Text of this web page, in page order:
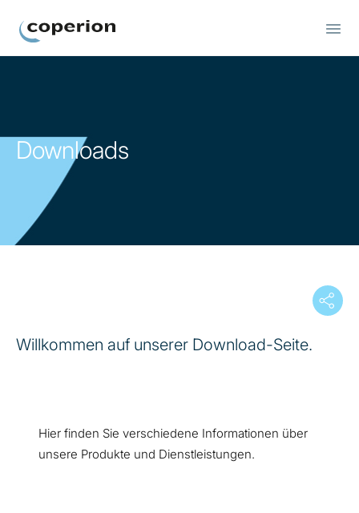
Downloads
Willkommen auf unserer Download-Seite.
Hier finden Sie verschiedene Informationen über
unsere Produkte und Dienstleistungen.